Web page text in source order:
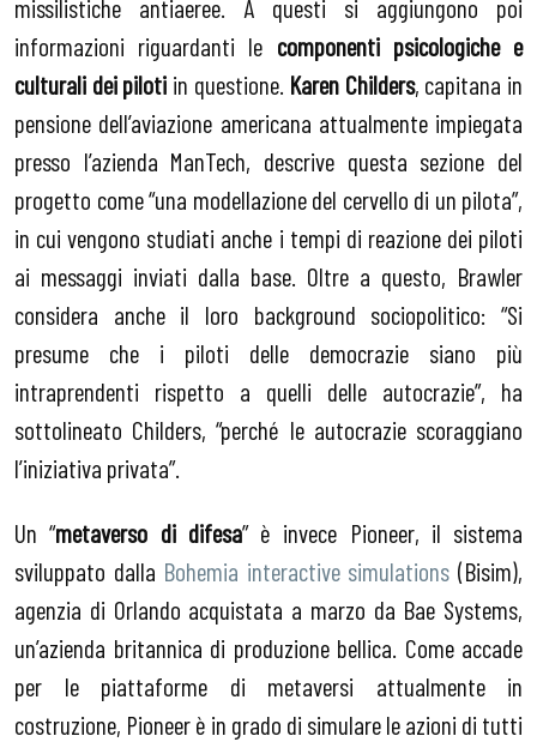
missilistiche antiaeree. A questi si aggiungono poi
informazioni riguardanti le componenti psicologiche e
culturali dei piloti in questione. Karen Childers, capitana in
pensione dell’aviazione americana attualmente impiegata
presso l’azienda ManTech, descrive questa sezione del
progetto come “una modellazione del cervello di un pilota”,
in cui vengono studiati anche i tempi di reazione dei piloti
ai messaggi inviati dalla base. Oltre a questo, Brawler
considera anche il loro background sociopolitico: “Si
presume che i piloti delle democrazie siano più
intraprendenti rispetto a quelli delle autocrazie”, ha
sottolineato Childers, “perché le autocrazie scoraggiano
l’iniziativa privata”.
Un “metaverso di difesa” è invece Pioneer, il sistema
sviluppato dalla Bohemia interactive simulations (Bisim),
agenzia di Orlando acquistata a marzo da Bae Systems,
un’azienda britannica di produzione bellica. Come accade
per le piattaforme di metaversi attualmente in
costruzione, Pioneer è in grado di simulare le azioni di tutti